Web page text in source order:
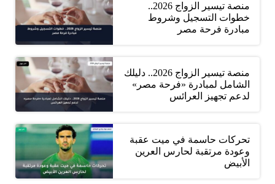
منصة تيسير الزواج 2026..
خطوات التسجيل وشروط
مبادرة فرحة مصر
منصة تيسير الزواج 2026.. دليلك
الشامل لمبادرة «فرحة مصر»
لدعم تجهيز العرائس
تحركات حاسمة في ميت عقبة
وعودة مرتقبة لحارس العرين
الأبيض